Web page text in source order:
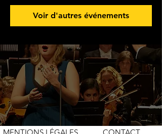
Voir d'autres événements